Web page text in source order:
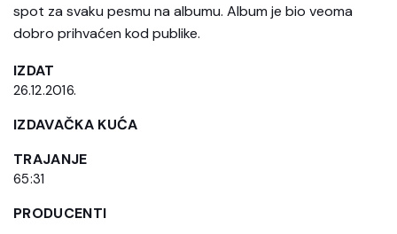
spot za svaku pesmu na albumu. Album je bio veoma
dobro prihvaćen kod publike.
IZDAT
26.12.2016.
IZDAVAČKA KUĆA
TRAJANJE
65:31
PRODUCENTI